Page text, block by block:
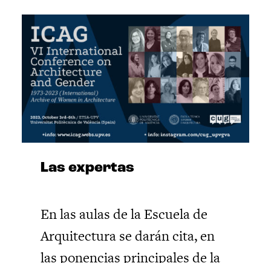
Las expertas
En las aulas de la Escuela de
Arquitectura se darán cita, en
las ponencias principales de la